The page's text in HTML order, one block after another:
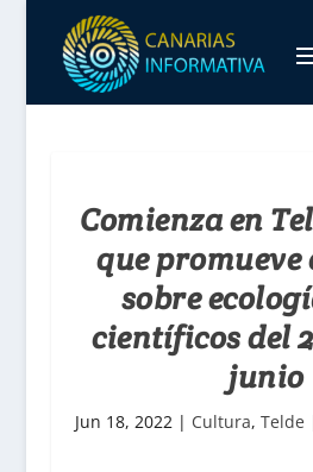
Comienza en
que promueve
sobre
científicos del
junio
Jun 18, 2022| Cultura, Telde